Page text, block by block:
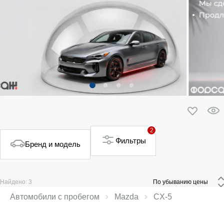
Бренд и модель
2
Фильтры
Найдено: 3
Автомобили с пробегом Mazda CX‑5